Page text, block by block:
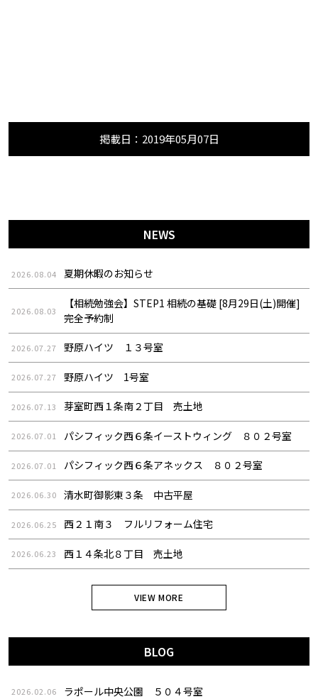
掲載日：2019年05月07日
NEWS
2026.08.04 夏期休暇のお知らせ
2026.08.03
【相続勉強会】STEP1 相続の基礎 [8月29日(土)開催]
完全予約制
2026.07.27 野原ハイツ １３号室
2026.07.27 野原ハイツ 1号室
2026.07.13 芽室町西１条南２丁目 売土地
2026.07.01 パシフィック西６条イーストウィング ８０２号室
2026.07.01 パシフィック西６条アネックス ８０２号室
2026.06.30 清水町御影東３条 中古平屋
2026.06.25 西２１南３ フルリフォーム住宅
2026.06.23 西１４条北８丁目 売土地
VIEW MORE
BLOG
2026.02.06 ラポール中央公園 ５０４号室